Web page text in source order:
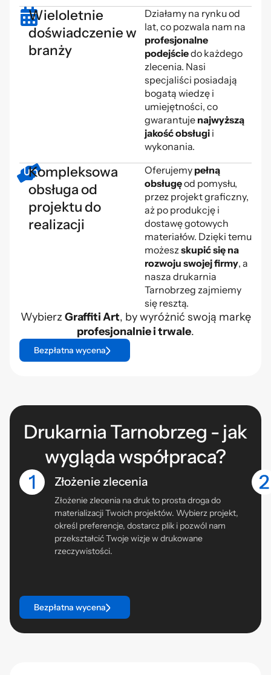
Wieloletnie
doświadczenie w
branży
Działamy na rynku od
lat, co pozwala nam na
profesjonalne
podejściedo każdego
zlecenia. Nasi
specjaliści posiadają
bogatą wiedzę i
umiejętności, co
gwarantuje najwyższą
jakość obsługii
wykonania.
Kompleksowa
obsługa od
projektu do
realizacji
Oferujemy pełną
obsługęod pomysłu,
przez projekt graficzny,
aż po produkcję i
dostawę gotowych
materiałów. Dzięki temu
możesz skupić się na
rozwoju swojej firmy, a
nasza drukarnia
Tarnobrzeg zajmiemy
się resztą.
Wybierz Graffiti Art, by wyróżnić swoją markę
profesjonalnie i trwale.
Bezpłatna wycena
Drukarnia Tarnobrzeg - jak
wygląda współpraca?
Złożenie zlecenia
Złożenie zlecenia na druk to prosta droga do
materializacji Twoich projektów. Wybierz projekt,
określ preferencje, dostarcz plik i pozwól nam
przekształcić Twoje wizje w drukowane
rzeczywistości.
Bezpłatna wycena